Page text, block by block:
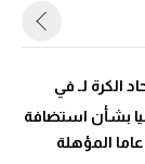
الكرة لـ في
بشأن استضافة
كأس إفريقيا تحت 23 عاما المؤهلة